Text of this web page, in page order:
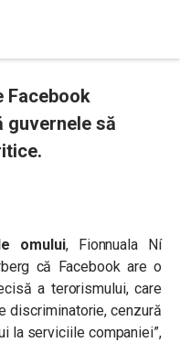
Facebook
guvernele să
omului, Fionnuala Ní
că Facebook are o
a terorismului, care
discriminatorie, cenzură
la serviciile companiei”,